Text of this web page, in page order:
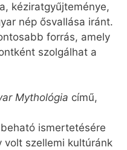
kéziratgyűjteménye,
nép ősvallása iránt.
forrás, amely
szolgálhat a
Mythológia című,
ismertetésére
volt szellemi kultúránk